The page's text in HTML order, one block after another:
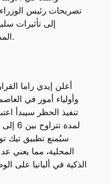
تصريحات رئيس الوزراء
إلى تأثيرات
المدارس والمجتمع بشكل عام.
أعلن إيدي راما
وأولياء أمور في
سيُمنع تطبيق تيك
المحلية، مما يعني
الذكية في ألبانيا على